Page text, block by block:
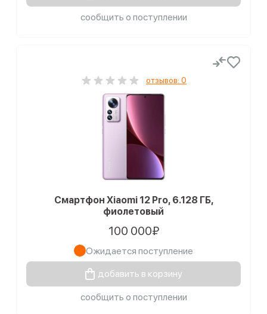
сообщить о поступлении
отзывов: 0
Смартфон Xiaomi 12 Pro, 6.128 ГБ,
фиолетовый
100 000₽
Ожидается поступление
добавить в корзину
сообщить о поступлении